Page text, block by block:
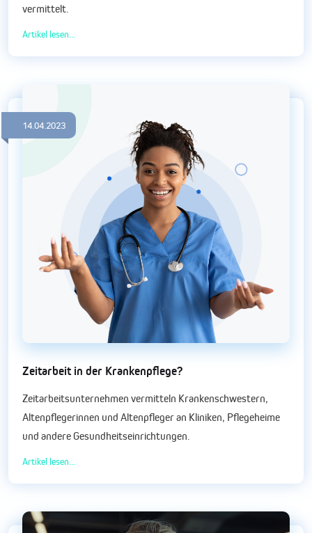
vermittelt.
Artikel lesen...
14.04.2023
Zeitarbeit in der Krankenpflege?
Zeitarbeitsunternehmen vermitteln Krankenschwestern,
Altenpflegerinnen und Altenpfleger an Kliniken, Pflegeheime
und andere Gesundheitseinrichtungen.
Artikel lesen...